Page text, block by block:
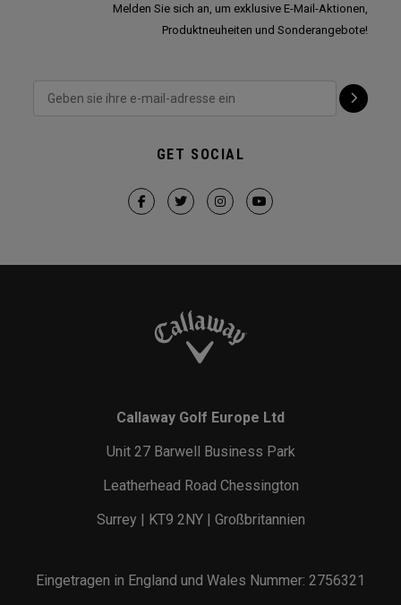
Melden Sie sich an, um exklusive E-Mail-Aktionen,
Produktneuheiten und Sonderangebote!
GET SOCIAL
Callaway Golf Europe Ltd
Unit 27 Barwell Business Park
Leatherhead Road Chessington
Surrey | KT9 2NY | Großbritannien
Eingetragen in England und Wales Nummer: 2756321